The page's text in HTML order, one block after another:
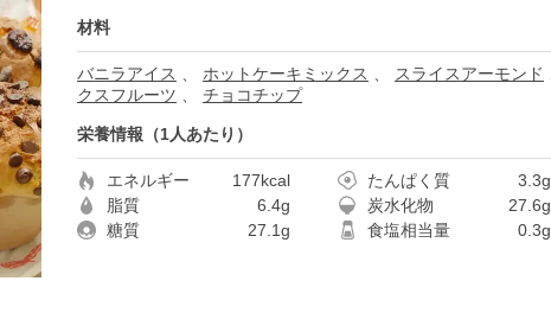
材料
バニラアイス ホットケーキミックス スライスアーモンド
クスフルーツ
チョコチップ
栄養情報（1人あたり）
エネルギー 177kcal たんぱく質
3.3g
脂質
6.4g 炭水化物
27.6g
糖質
27.1g 食塩相当量 0.3g